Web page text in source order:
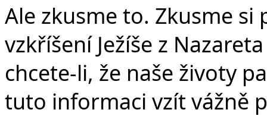
Ale zkusme to. Zkusme
vzkříšení Ježíše z
chcete-li, že naše životy
tuto informaci vzít vážně